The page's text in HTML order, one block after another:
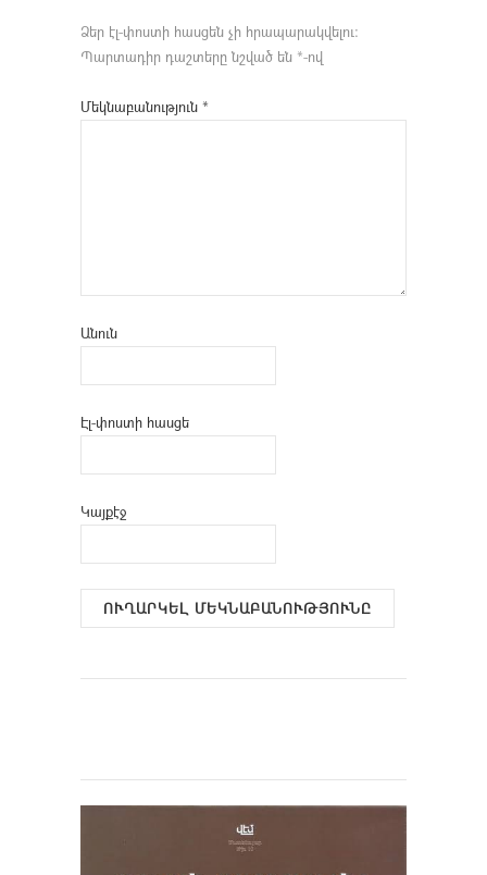
Ձեր էլ-փոստի հասցեն չի հրապարակվելու։
Պարտադիր դաշտերը նշված են *-ով
Մեկնաբանություն *
Անուն
Էլ-փոստի հասցե
Կայքէջ